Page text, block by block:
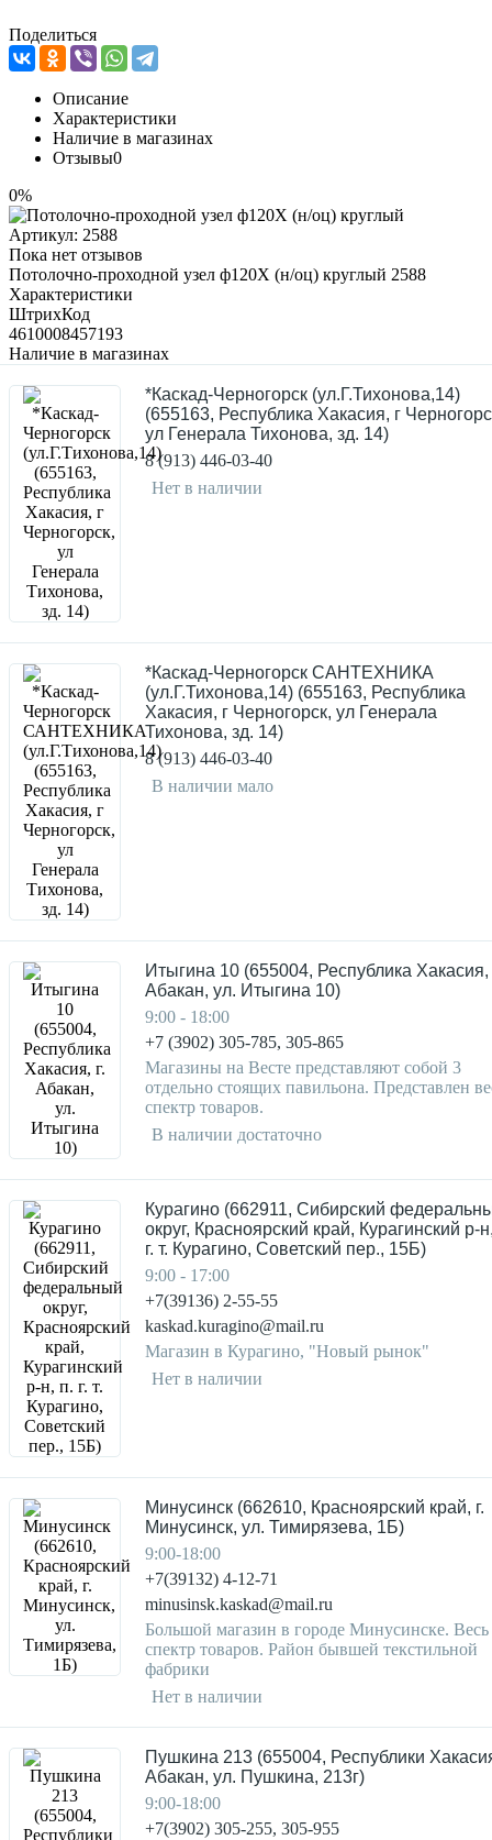
Поделиться
Описание
Характеристики
Наличие в магазинах
Отзывы0
0%
Артикул: 2588
Пока нет отзывов
Потолочно-проходной узел ф120Х (н/оц) круглый 2588
Характеристики
ШтрихКод
4610008457193
Наличие в магазинах
*Каскад-Черногорск (ул.Г.Тихонова,14)
(655163, Республика Хакасия, г
ул Генерала Тихонова, зд. 14)
8 (913) 446-03-40
Нет в наличии
*Каскад-Черногорск САНТЕХНИКА
(ул.Г.Тихонова,14) (655163, Республика
Хакасия, г Черногорск, ул Генерала
Тихонова, зд. 14)
8 (913) 446-03-40
В наличии мало
Итыгина 10 (655004, Республика Хакасия,
Абакан, ул. Итыгина 10)
9:00 - 18:00
+7 (3902) 305-785, 305-865
Магазины на Весте представляют собой 3
отдельно стоящих павильона. Представлен
спектр товаров.
В наличии достаточно
Курагино (662911, Сибирский
округ, Красноярский край, Курагинский р-
г. т. Курагино, Советский пер., 15Б)
9:00 - 17:00
+7(39136) 2-55-55
kaskad.kuragino@mail.ru
Магазин в Курагино, "Новый рынок"
Нет в наличии
Минусинск (662610, Красноярский край, г.
Минусинск, ул. Тимирязева, 1Б)
9:00-18:00
+7(39132) 4-12-71
minusinsk.kaskad@mail.ru
Большой магазин в городе Минусинске. Весь
спектр товаров. Район бывшей текстильной
фабрики
Нет в наличии
Пушкина 213 (655004, Республики
Абакан, ул. Пушкина, 213г)
9:00-18:00
+7(3902) 305-255, 305-955